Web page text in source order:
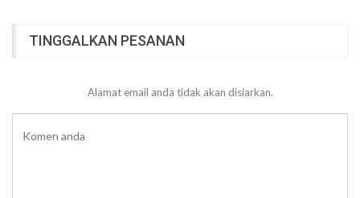
TINGGALKAN PESANAN
Alamat email anda tidak akan disiarkan.